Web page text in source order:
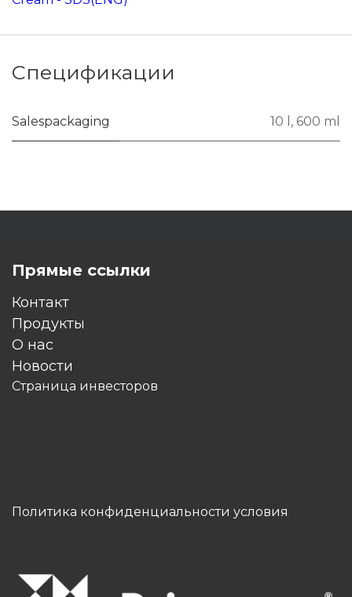
Спецификации
Salespackaging 10 l , 600 ml
Прямые ссылки
Контакт
Продукты
O нас
Новости
Страница инвесторов
Политика конфиденциальности условия